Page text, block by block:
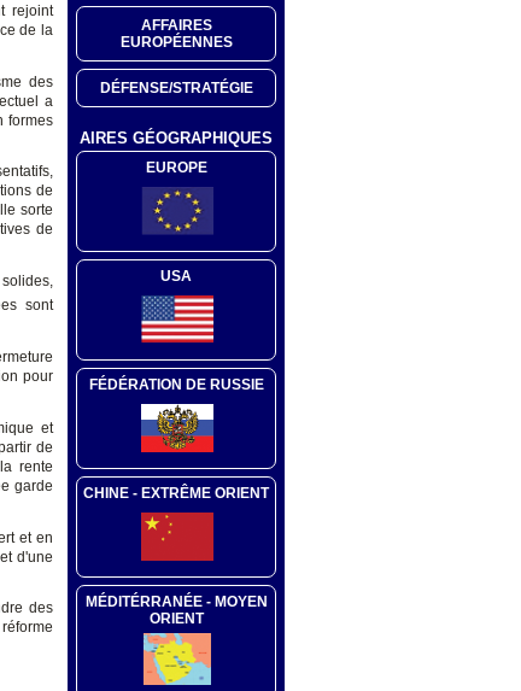
rejoint
de la
des
a
formes
de
sorte
de
sont
pour
et
de
rente
garde
et en
d'une
des
AFFAIRES
EUROPÉENNES
DÉFENSE/STRATÉGIE
AIRES GÉOGRAPHIQUES
EUROPE
USA
FÉDÉRATION DE RUSSIE
CHINE - EXTRÊME ORIENT
MÉDITÉRRANÉE - MOYEN
ORIENT